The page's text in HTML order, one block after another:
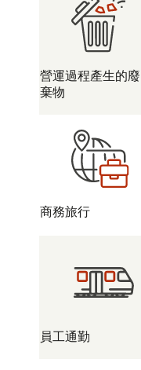
營運過程產生的廢
棄物
商務旅行
員工通勤